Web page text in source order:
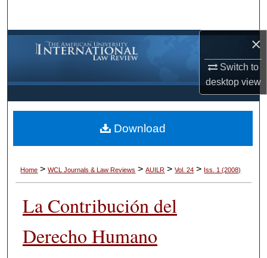
×
Switch to
desktopview
Browse Collections
My Account
About
Digital Commons Network™
Home > WCL Journals & Law Reviews > AUILR > Vol. 24 > Iss. 1 (2008)
La Contribución del
Derecho Humano
Download